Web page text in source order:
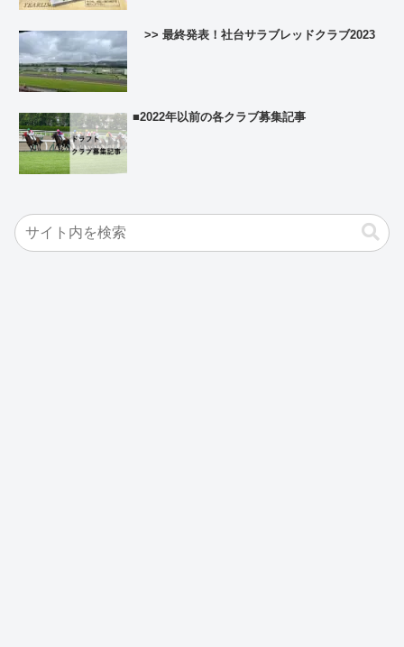
>> 最終発表！社台サラブレッドクラブ2023
■2022年以前の各クラブ募集記事